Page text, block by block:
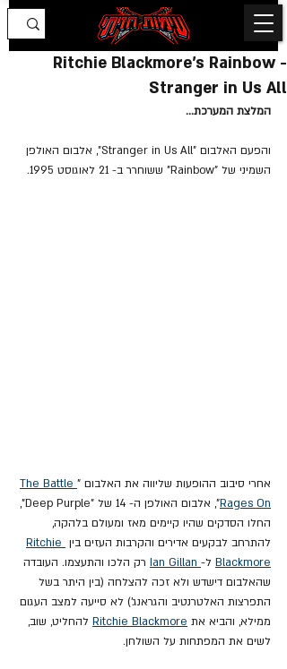
Ritchie Blackmore's Rainbow -
Stranger in Us All
המלצת המערכת...
והפעם האלבום "Stranger in Us All", אלבום האולפן
השמיני של "Rainbow" ששוחרר ב- 21 לאוגוסט 1995.
אחרי סיבוב ההופעות שליווה את האלבום " The Battle
Rages On", אלבום
האולפן ה- 14 של "Deep Purple",
החלו הסדקים שהיו קיימים מאז ומעולם בלהקה,
להתרחב לבקעים אדירים והקרבות העזים בין Ritchie
Blackmore ל-
רק הלכו והתעצמו. העובדה
שהאלבום דישדש ולא זכה להצלחה (בין היתר בשל
התפרצות האלטרנטיב והגראנג') לא סייעה למצב העגום
ממילא, והביא את Ritchie Blackmore להחליט, שוב,
לשים את המפתחות על השולחן.